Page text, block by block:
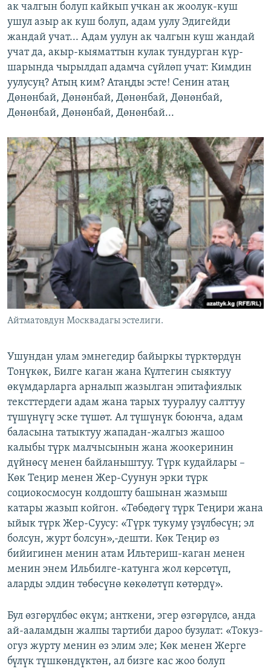
ак чалгын болуп кайкып учкан ак жоолук-куш
ушул азыр ак куш болуп, адам уулу Эдигейди
жандай учат... Адам уулун ак чалгын куш жандай
учат да, акыр-кыяматтын кулак тундурган күр-
шарында чырылдап адамча сүйлөп учат: Кимдин
уулусуң? Атың ким? Атаңды эсте! Сенин атаң
Дөнөнбай, Дөнөнбай, Дөнөнбай, Дөнөнбай,
Дөнөнбай, Дөнөнбай, Дөнөнбай...
Айтматовдун Москвадагы эстелиги.
Ушундан улам эмнегедир байыркы түрктөрдүн
Тонүкөк, Билге каган жана Күлтегин сыяктуу
өкүмдарларга арналып жазылган эпитафиялык
тексттердеги адам жана тарых тууралуу салттуу
түшүнүгү эске түшөт. Ал түшүнүк боюнча, адам
баласына татыктуу жападан-жалгыз жашоо
калыбы түрк малчысынын жана жоокеринин
дүйнөсү менен байланыштуу. Түрк кудайлары –
Көк Теңир менен Жер-Суунун эрки түрк
социокосмосун колдошту башынан жазмыш
катары жазып койгон. «Төбөдөгү түрк Теңири жана
ыйык түрк Жер-Суусу: «Түрк тукуму үзүлбөсүн; эл
болсун, журт болсун»,-дешти. Көк Теңир өз
бийигинен менин атам Ильтериш-каган менен
менин энем Ильбилге-катунга жол көрсөтүп,
аларды элдин төбөсүнө көкөлөтүп көтөрдү».
Бул өзгөрүлбөс өкүм; анткени, эгер өзгөрүлсө, анда
ай-ааламдын жалпы тартиби дароо бузулат: «Токуз-
огуз журту менин өз элим эле; Көк менен Жерге
бүлүк түшкөндүктөн, ал бизге кас жоо болуп